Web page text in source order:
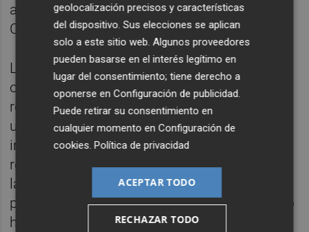
afectación al interés público", según la
CNMC.
La incoación del expediente realizada en
octubre del año 2022 no prejuzgaba el
resultado final de la investigación y se abría
un periodo máximo de 18 meses para la
instrucción del expediente y para su
resolución por parte de la CNMC. Por tanto,
la resolución tendrá que estar lista antes del
próximo mes de abril. Desde la compañía no
han querido confirmar fecha exacta prevista
geolocalización precisos y características
del dispositivo. Sus elecciones se aplican
solo a este sitio web. Algunos proveedores
pueden basarse en el interés legítimo en
lugar del consentimiento; tiene derecho a
oponerse enConfiguración de publicidad.
Puede retirar su consentimiento en
cualquier momento enConfiguración de
cookies.Política de privacidad
ACEPTAR TODO
RECHAZAR TODO